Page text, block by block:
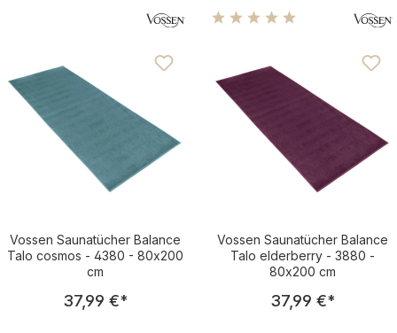
Vossen Saunatücher Balance
Talo cosmos - 4380 - 80x200
cm
Regulärer Preis:
37,99 €*
Vossen Saunatücher Balance
Talo elderberry - 3880 -
80x200 cm
Regulärer
37,99 €*